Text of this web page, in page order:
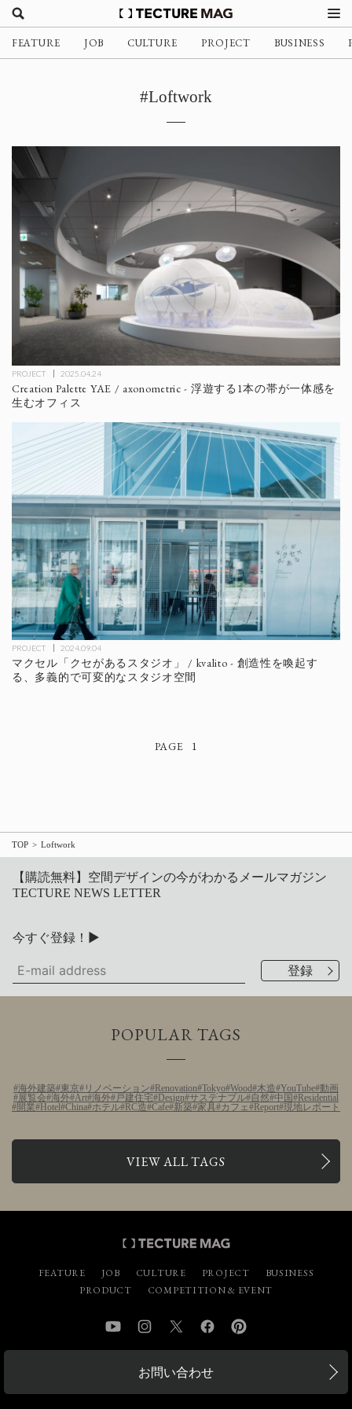
FEATURE JOB CULTURE PROJECT BUSINESS
#Loftwork
PROJECT 2025.04.24
Creation Palette YAE / axonometric - 浮遊する1本の帯が一体感を
生むオフィス
PROJECT 2024.09.04
マクセル「クセがあるスタジオ」 / kvalito - 創造性を喚起す
る、多義的で可変的なスタジオ空間
1
TOP Loftwork
【購読無料】空間デザインの今がわかるメールマガジン
TECTURE NEWS LETTER
今すぐ登録！▶
POPULAR TAGS
海外建築 東京 リノベーション Renovation Tokyo Wood 木造 YouTube 動画
展覧会 海外 Art 海外 戸建住宅 Design サステナブル 自然 中国
Residential
開業
Hotel China ホテル RC造 Cafe 新築 家具 カフェ Report 現地レポート
VIEW ALL TAGS
FEATURE JOB CULTURE PROJECT
BUSINESS
PRODUCT
COMPETITION & EVENT
YouTube InstagramTwitter Facebook
お問い合わせ